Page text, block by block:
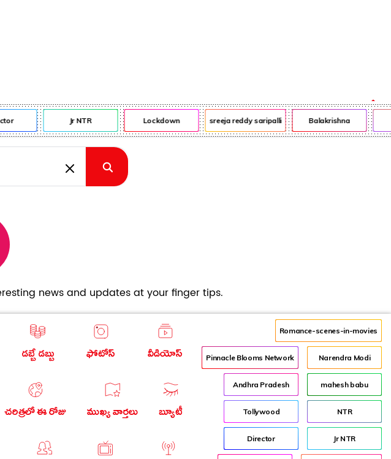
Jr NTR Lockdown sreeja reddy saripalli Balakrishna
news and updates at your finger tips.
డబ్బే డబ్బు ఫోటోస్ వీడియోస్
చరిత్రలో ఈ రోజు ముఖ్య వార్తలు బ్యూటీ
Romance-scenes-in-movies
Pinnacle Blooms Network Narendra Modi
Andhra Pradesh mahesh babu
Tollywood NTR
Director Jr NTR